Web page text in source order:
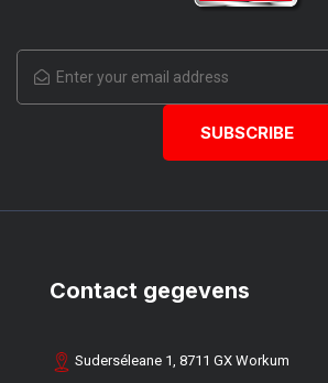
Contact gegevens
Suderséleane 1, 8711 GX Workum